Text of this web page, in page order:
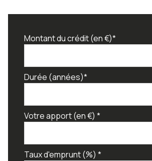
Montant du crédit (en €)*
Durée (années)*
Votre apport (en €) *
Taux d'emprunt (%) *